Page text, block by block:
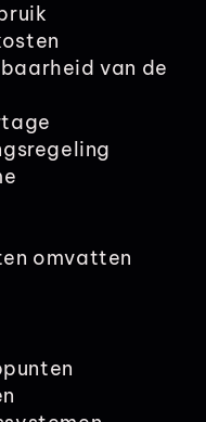
van de
omvatten